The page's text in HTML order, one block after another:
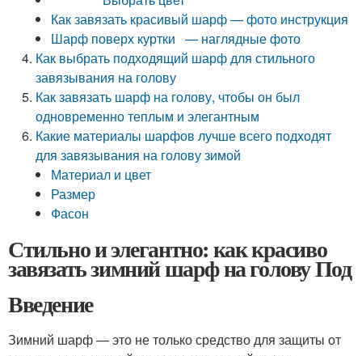
Как завязать красивый шарф — фото инструкция
Шарф поверх куртки — наглядные фото
Как выбрать подходящий шарф для стильного
завязывания на голову
Как завязать шарф на голову, чтобы он был
одновременно теплым и элегантным
Какие материалы шарфов лучше всего подходят
для завязывания на голову зимой
Материал и цвет
Размер
Фасон
Стильно и элегантно: как красиво
завязать зимний шарф на голову Под
Введение
Зимний шарф — это не только средство для защиты от